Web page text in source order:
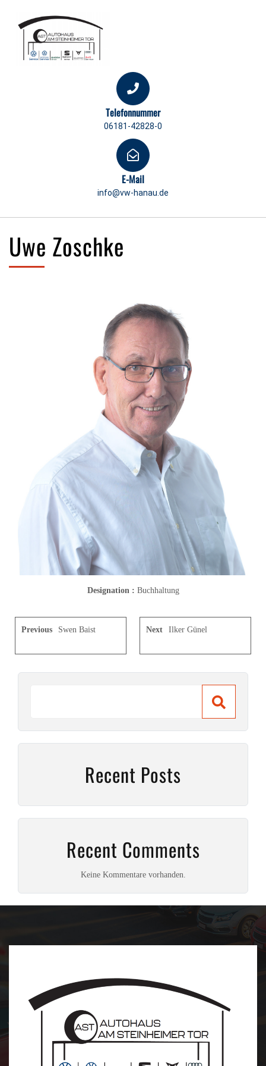
Telefonnummer
06181-42828-0
E-Mail
info@vw-hanau.de
Uwe Zoschke
Designation : Buchhaltung
Previous Swen Baist Next Ilker Günel
Recent Posts
Recent Comments
Keine Kommentare vorhanden.